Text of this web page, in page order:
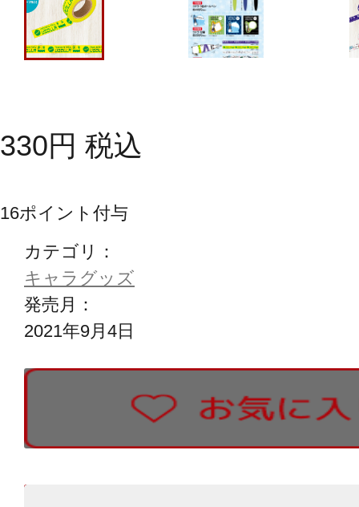
330円 税込
16ポイント付与
カテゴリ：
キャラグッズ
発売月：
2021年9月4日